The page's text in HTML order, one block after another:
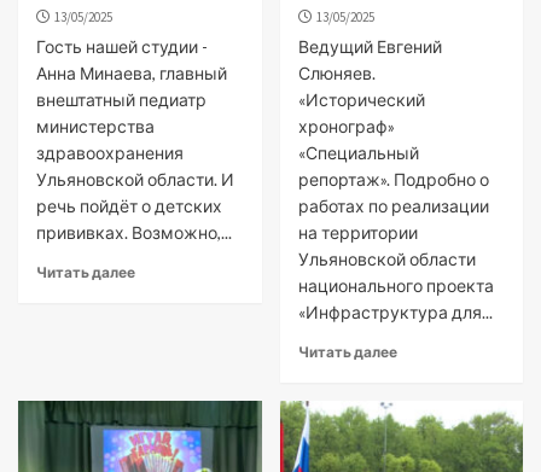
13/05/2025
Гость нашей студии -
Анна Минаева, главный
внештатный педиатр
министерства
здравоохранения
Ульяновской области. И
речь пойдёт о детских
прививках. Возможно,...
Читать далее
13/05/2025
Ведущий Евгений
Слюняев.
«Исторический
хронограф»
«Специальный
репортаж». Подробно о
работах по реализации
на территории
Ульяновской области
национального проекта
«Инфраструктура для...
Читать далее